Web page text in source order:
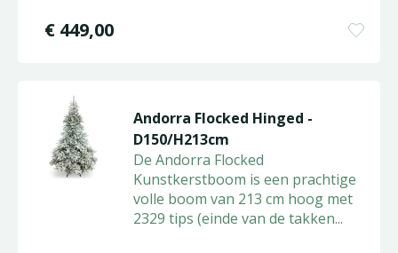
€ 449,00
Andorra Flocked Hinged -
D150/H213cm
De Andorra Flocked
Kunstkerstboom is een prachtige
volle boom van 213 cm hoog met
2329 tips (einde van de takken...